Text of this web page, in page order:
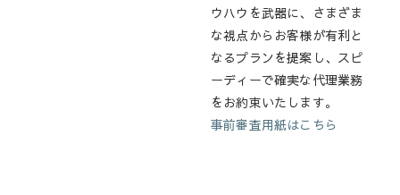
ウハウを武器に、さまざま
な視点からお客様が有利と
なるプランを提案し、スピ
ーディーで確実な代理業務
をお約束いたします。
事前審査用紙はこちら